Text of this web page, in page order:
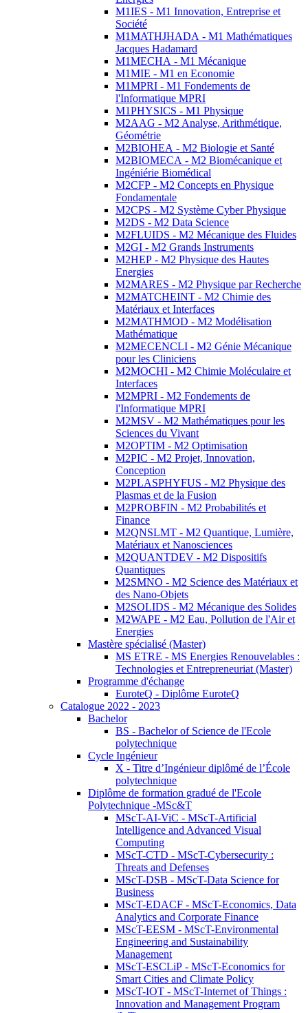
M1IES - M1 Innovation, Entreprise et
Société
M1MATHJHADA - M1 Mathématiques
Jacques Hadamard
M1MECHA - M1 Mécanique
M1MIE - M1 en Economie
M1MPRI - M1 Fondements de
l'Informatique MPRI
M1PHYSICS - M1 Physique
M2AAG - M2 Analyse, Arithmétique,
Géométrie
M2BIOHEA - M2 Biologie et Santé
M2BIOMECA - M2 Biomécanique et
Ingéniérie Biomédical
M2CFP - M2 Concepts en Physique
Fondamentale
M2CPS - M2 Système Cyber Physique
M2DS - M2 Data Science
M2FLUIDS - M2 Mécanique des Fluides
M2GI - M2 Grands Instruments
M2HEP - M2 Physique des Hautes
Energies
M2MARES - M2 Physique par Recherche
M2MATCHEINT - M2 Chimie des
Matériaux et Interfaces
M2MATHMOD - M2 Modélisation
Mathématique
M2MECENCLI - M2 Génie Mécanique
pour les Cliniciens
M2MOCHI - M2 Chimie Moléculaire et
Interfaces
M2MPRI - M2 Fondements de
l'Informatique MPRI
M2MSV - M2 Mathématiques pour les
Sciences du Vivant
M2OPTIM - M2 Optimisation
M2PIC - M2 Projet, Innovation,
Conception
M2PLASPHYFUS - M2 Physique des
Plasmas et de la Fusion
M2PROBFIN - M2 Probabilités et
Finance
M2QNSLMT - M2 Quantique, Lumière,
Matériaux et Nanosciences
M2QUANTDEV - M2 Dispositifs
Quantiques
M2SMNO - M2 Science des Matériaux et
des Nano-Objets
M2SOLIDS - M2 Mécanique des Solides
M2WAPE - M2 Eau, Pollution de l'Air et
Energies
Mastère spécialisé (Master)
MS ETRE - MS Energies Renouvelables :
Technologies et Entrepreneuriat (Master)
Programme d'échange
EuroteQ - Diplôme EuroteQ
Catalogue 2022 - 2023
Bachelor
BS - Bachelor of Science de l'Ecole
polytechnique
Cycle Ingénieur
X - Titre d’Ingénieur diplômé de l’École
polytechnique
Diplôme de formation gradué de l'Ecole
Polytechnique -MSc&T
MScT-AI-ViC - MScT-Artificial
Intelligence and Advanced Visual
Computing
MScT-CTD - MScT-Cybersecurity :
Threats and Defenses
MScT-DSB - MScT-Data Science for
Business
MScT-EDACF - MScT-Economics, Data
Analytics and Corporate Finance
MScT-EESM - MScT-Environmental
Engineering and Sustainability
Management
MScT-ESCLiP - MScT-Economics for
Smart Cities and Climate Policy
MScT-IOT - MScT-Internet of Things :
Innovation and Management Program